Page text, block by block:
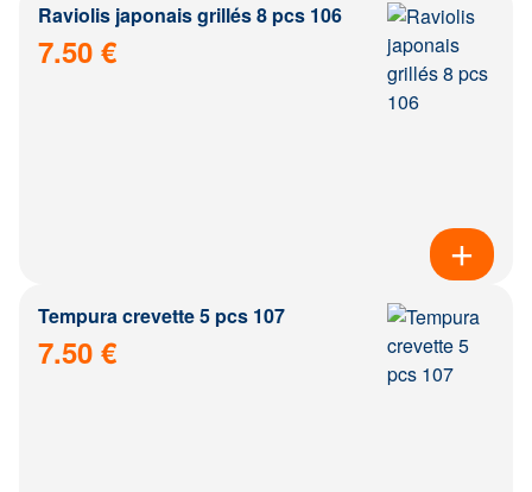
Raviolis japonais grillés 8 pcs 106
7.50 €
Tempura crevette 5 pcs 107
7.50 €